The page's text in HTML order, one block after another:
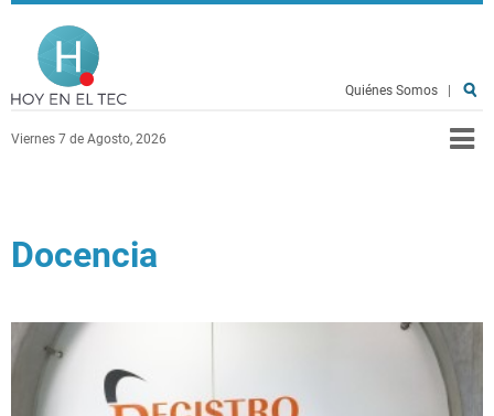
Pasar al contenido principal
Viernes 7 de Agosto, 2026
Quiénes Somos
Docencia